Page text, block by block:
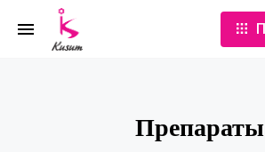
Препараты